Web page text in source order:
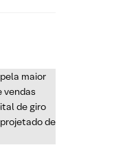
maior
vendas
de giro
de